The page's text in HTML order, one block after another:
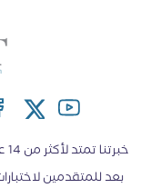
بعد للمتقدمين